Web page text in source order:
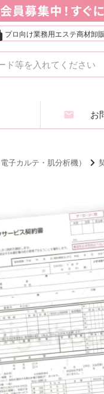
プロ向け業務用エステ商材卸
タオル・ガウン
アイラッシュ・
インナービューテ
お
子カルテ・肌分析機）